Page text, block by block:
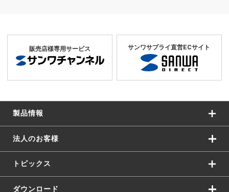
販売店様専用サービス サンワサプライ直営ECサイト
製品情報
法人のお客様
トピックス
ダウンロード